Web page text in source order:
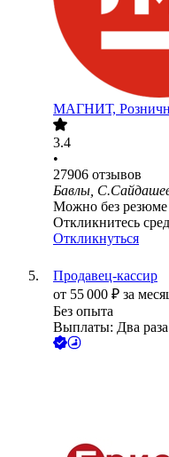
МАГНИТ,
3.4
•
27906 отзывов
Бавлы,
Можно без резюме
Откликнитесь
Откликнуться
Продавец-кассир
от 55 000 ₽ за
Без опыта
Выплаты: Два